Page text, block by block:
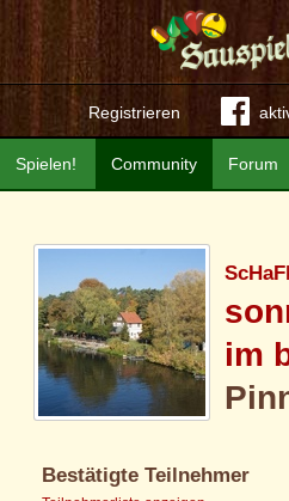
Registrieren
Community Forum
Spielen!
im
Bestätigte Teilnehmer